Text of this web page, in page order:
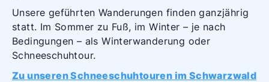
Unsere geführten Wanderungen finden ganzjährig
statt. Im Sommer zu Fuß, im Winter – je nach
Bedingungen – als Winterwanderung oder
Schneeschuhtour.
Zu unseren Schneeschuhtouren im Schwarzwald